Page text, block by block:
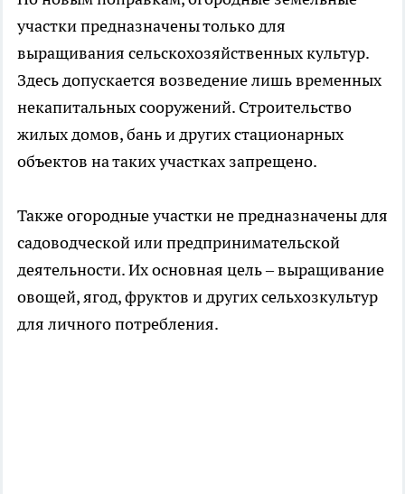
участки предназначены только для
выращивания сельскохозяйственных культур.
Здесь допускается возведение лишь временных
некапитальных сооружений. Строительство
жилых домов, бань и других стационарных
объектов на таких участках запрещено.
Также огородные участки не предназначены для
садоводческой или предпринимательской
деятельности. Их основная цель – выращивание
овощей, ягод, фруктов и других сельхозкультур
для личного потребления.